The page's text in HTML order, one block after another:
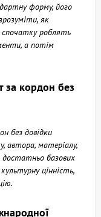
форму, його
як
спочатку роблять
а потім
за кордон без
без довідки
автора, матеріалу,
достатньо базових
цінність,